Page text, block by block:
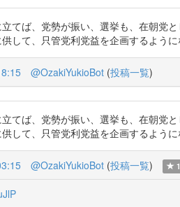
てば、党勢が振い、選挙も、在朝党
して、只管党利党益を企画するよう
@OzakiYukioBot (投稿一覧)
てば、党勢が振い、選挙も、在朝党
して、只管党利党益を企画するよう
@OzakiYukioBot (投稿一覧) 1